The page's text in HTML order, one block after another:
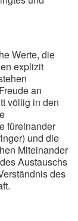
Werte, die
explizit
an
völlig in den
füreinander
und die
Miteinander
Austauschs
des